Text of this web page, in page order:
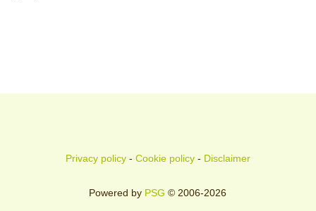
Privacy policy- Cookie policy- Disclaimer
Powered by PSG © 2006-2026